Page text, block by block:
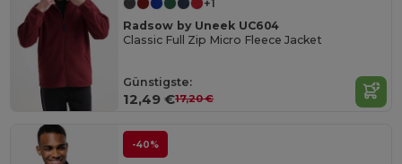
+1
Radsow by Uneek UC604
Classic Full Zip Micro Fleece Jacket
Günstigste:
12,49 €17,20 €
-40%